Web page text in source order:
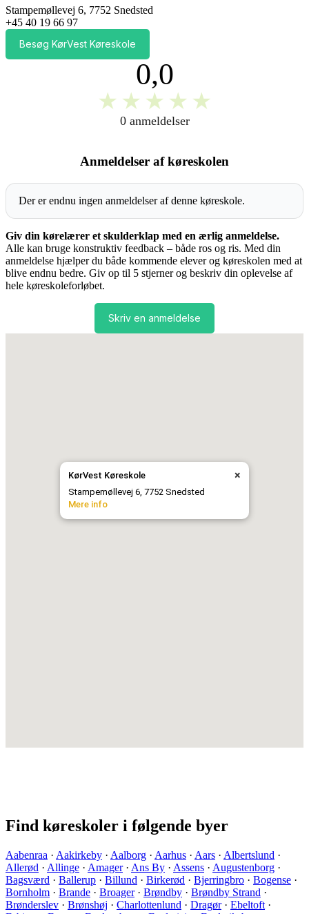
Stampemøllevej 6, 7752 Snedsted
+45 40 19 66 97
Besøg KørVest Køreskole
0,0
★ ★ ★ ★ ★
0 anmeldelser
Anmeldelser af køreskolen
Der er endnu ingen anmeldelser af denne køreskole.
Giv din kørelærer et skulderklap med en ærlig anmeldelse.
Alle kan bruge konstruktiv feedback – både ros og ris. Med din
anmeldelse hjælper du både kommende elever og køreskolen med at
blive endnu bedre. Giv op til 5 stjerner og beskriv din oplevelse af
hele køreskoleforløbet.
Skriv en anmeldelse
×
KørVest Køreskole
Stampemøllevej 6, 7752 Snedsted
Mere info
Find køreskoler i følgende byer
Aabenraa · Aakirkeby · Aalborg · Aarhus · Aars · Albertslund ·
Allerød · Allinge · Amager· Ans By · Assens · Augustenborg ·
Bagsværd · Ballerup · Billund · Birkerød · Bjerringbro · Bogense ·
Bornholm · Brande · Broager· Brøndby · Brøndby Strand ·
Brønderslev · Brønshøj · Charlottenlund · Dragør· Ebeltoft ·